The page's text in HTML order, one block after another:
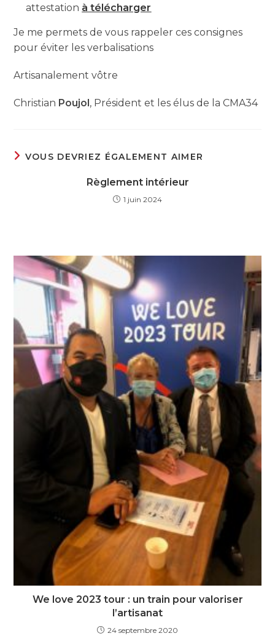
attestation à télécharger
Je me permets de vous rappeler ces consignes
pour éviter les verbalisations
Artisanalement vôtre
Christian Poujol, Président et les élus de la CMA34
VOUS DEVRIEZ ÉGALEMENT AIMER
Règlement intérieur
1 juin 2024
We love 2023 tour : un train pour valoriser
l’artisanat
24 septembre 2020